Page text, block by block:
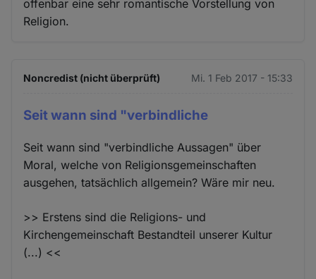
offenbar eine sehr romantische Vorstellung von
Religion.
Noncredist (nicht überprüft) Mi. 1 Feb 2017 - 15:33
Seit wann sind "verbindliche
Seit wann sind "verbindliche Aussagen" über
Moral, welche von Religionsgemeinschaften
ausgehen, tatsächlich allgemein? Wäre mir neu.
>> Erstens sind die Religions- und
Kirchengemeinschaft Bestandteil unserer Kultur
(...) <<